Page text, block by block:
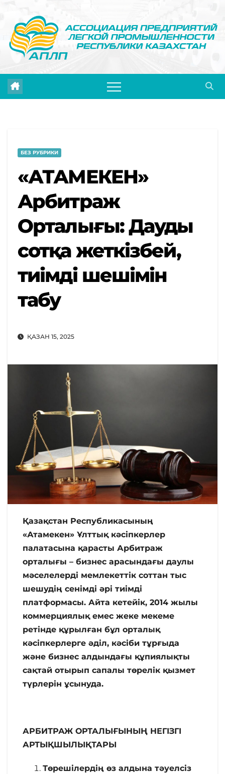
content
БЕЗ РУБРИКИ
«АТАМЕКЕН»
Арбитраж
Орталығы: Дауды
сотқа жеткізбей,
тиімді шешімін
табу
ҚАЗАН 15, 2025
Қазақстан Республикасының
«Атамекен» Ұлттық кәсіпкерлер
палатасына қарасты Арбитраж
орталығы – бизнес арасындағы даулы
мәселелерді мемлекеттік соттан тыс
шешудің сенімді әрі тиімді
платформасы. Айта кетейік, 2014 жылы
коммерциялық емес жеке мекеме
ретінде құрылған бұл орталық
кәсіпкерлерге әділ, кәсіби тұрғыда
және бизнес алдындағы құпиялықты
сақтай отырып сапалы төрелік қызмет
түрлерін ұсынуда.
АРБИТРАЖ ОРТАЛЫҒЫНЫҢ НЕГІЗГІ
АРТЫҚШЫЛЫҚТАРЫ
Төрешілердің өз алдына тәуелсіз